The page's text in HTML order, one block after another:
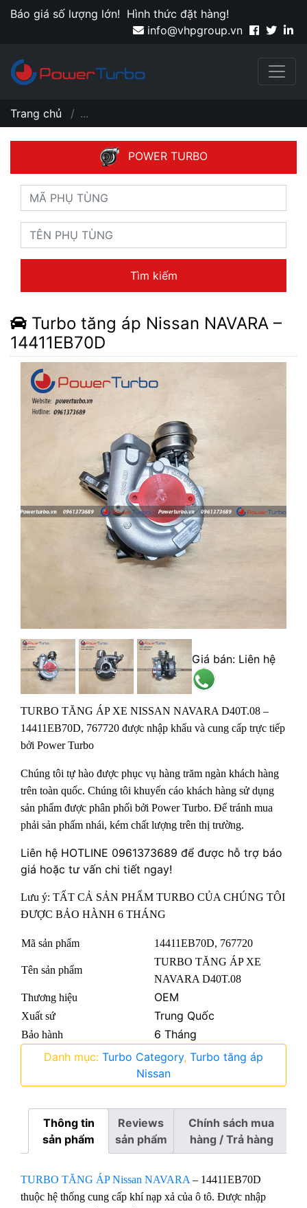
Báo giá số lượng lớn! Hình thức đặt hàng!
info@vhpgroup.vn
Trang chủ ...
POWER TURBO
Tìm kiếm
Turbo tăng áp Nissan NAVARA –
14411EB70D
Giá bán: Liên hệ
TURBO TĂNG ÁP XE NISSAN NAVARA D40T.08 –
14411EB70D, 767720 được nhập khẩu và cung cấp trực tiếp
bởi Power Turbo
Chúng tôi tự hào được phục vụ hàng trăm ngàn khách hàng
trên toàn quốc. Chúng tôi khuyến cáo khách hàng sử dụng
sản phẩm được phân phối bởi Power Turbo. Để tránh mua
phải sản phấm nhái, kém chất lượng trên thị trường.
Liên hệ HOTLINE 0961373689 để được hỗ trợ báo
giá hoặc tư vấn chi tiết ngay!
Lưu ý: TẤT CẢ SẢN PHẨM TURBO CỦA CHÚNG TÔI
ĐƯỢC BẢO HÀNH 6 THÁNG
Mã sản phẩm 14411EB70D, 767720
Tên sản phẩm
TURBO TĂNG ÁP XE
NAVARA D40T.08
Thương hiệu
OEM
Xuất sứ Trung Quốc
Bảo hành
6 Tháng
Danh mục: Turbo Category, Turbo tăng áp
Nissan
Thông tin
sản phẩm
Reviews
sản phẩm
Chính sách mua
hàng / Trả hàng
TURBO TĂNG ÁP Nissan NAVARA– 14411EB70D
thuộc hệ thống cung cấp khí nạp xả của ô tô. Được nhập